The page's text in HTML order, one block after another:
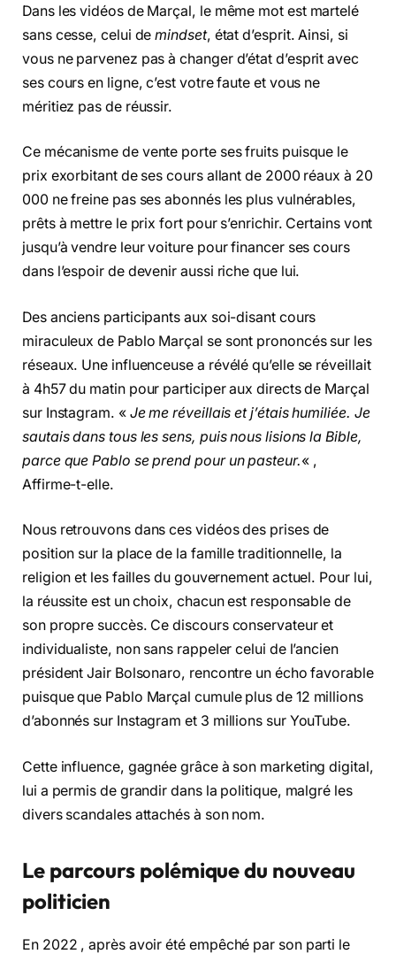
Dans les vidéos de Marçal, le même mot est martelé
sans cesse, celui demindset, état d’esprit. Ainsi, si
vous ne parvenez pas à changer d’état d’esprit avec
ses cours en ligne, c’est votre faute et vous ne
méritiez pas de réussir.
Ce mécanisme de vente porte ses fruits puisque le
prix exorbitant de ses cours allant de 2000 réaux à 20
000 ne freine pas ses abonnés les plus vulnérables,
prêts à mettre le prix fort pour s’enrichir. Certains vont
jusqu’à vendre leur voiture pour financer ses cours
dans l’espoir de devenir aussi riche que lui.
Des anciens participants aux soi-disant cours
miraculeux de Pablo Marçal se sont prononcés sur les
réseaux. Une influenceuse a révélé qu’elle se réveillait
à 4h57 du matin pour participer aux directs de Marçal
sur Instagram. « Je me réveillais et j’étais humiliée. Je
sautais dans tous les sens, puis nous lisions la Bible,
parce que Pablo se prend pour un pasteur.« ,
Affirme-t-elle.
Nous retrouvons dans ces vidéos des prises de
position sur la place de la famille traditionnelle, la
religion et les failles du gouvernement actuel. Pour lui,
la réussite est un choix, chacun est responsable de
son propre succès. Ce discours conservateur et
individualiste, non sans rappeler celui de l’ancien
président Jair Bolsonaro, rencontre un écho favorable
puisque que Pablo Marçal cumule plus de 12 millions
d’abonnés sur Instagram et 3 millions sur YouTube.
Cette influence, gagnée grâce à son marketing digital,
lui a permis de grandir dans la politique, malgré les
divers scandales attachés à son nom.
Le parcours polémique du nouveau
politicien
En 2022 , après avoir été empêché par son parti le